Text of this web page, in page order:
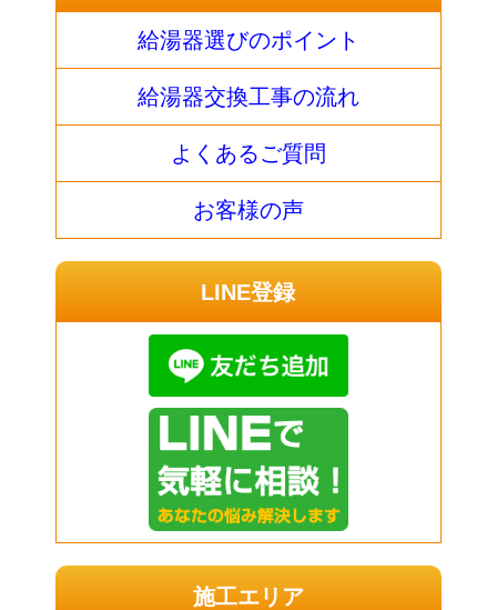
給湯器選びのポイント
給湯器交換工事の流れ
よくあるご質問
お客様の声
LINE登録
施工エリア